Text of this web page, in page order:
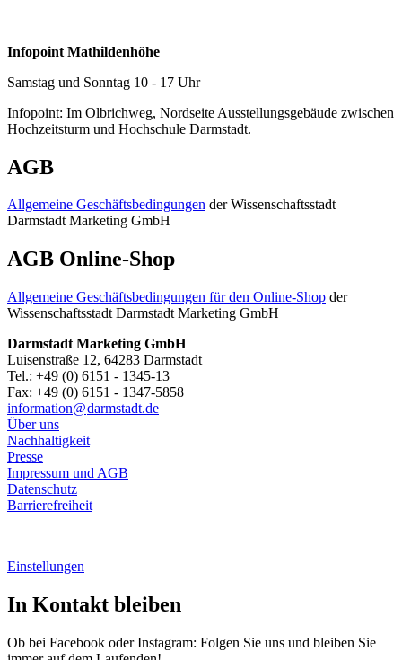
Infopoint Mathildenhöhe
Samstag und Sonntag 10 - 17 Uhr
Infopoint: Im Olbrichweg, Nordseite Ausstellungsgebäude zwischen
Hochzeitsturm und Hochschule Darmstadt.
AGB
Allgemeine Geschäftsbedingungen der Wissenschaftsstadt
Darmstadt Marketing GmbH
AGB Online-Shop
Allgemeine Geschäftsbedingungen für den Online-Shop der
Wissenschaftsstadt Darmstadt Marketing GmbH
Darmstadt Marketing GmbH
Luisenstraße 12, 64283 Darmstadt
Tel.: +49 (0) 6151 - 1345-13
Fax: +49 (0) 6151 - 1347-5858
information@darmstadt.de
Über uns
Nachhaltigkeit
Presse
Impressum und AGB
Datenschutz
Barrierefreiheit
Einstellungen
In Kontakt bleiben
Ob bei Facebook oder Instagram: Folgen Sie uns und bleiben Sie